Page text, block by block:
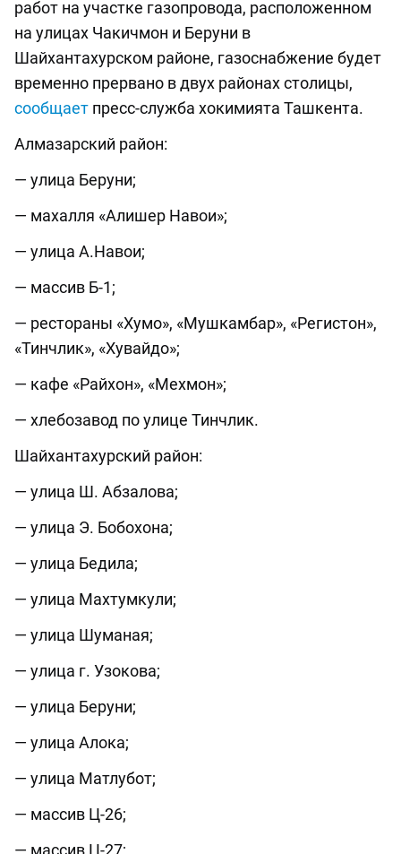
работ на участке газопровода, расположенном
на улицах Чакичмон и Беруни в
Шайхантахурском районе, газоснабжение будет
временно прервано в двух районах столицы,
сообщает пресс-служба хокимията Ташкента.
Алмазарский район:
— улица Беруни;
— махалля «Алишер Навои»;
— улица А.Навои;
— массив Б-1;
— рестораны «Хумо», «Мушкамбар», «Регистон»,
«Тинчлик», «Хувайдо»;
— кафе «Райхон», «Мехмон»;
— хлебозавод по улице Тинчлик.
Шайхантахурский район:
— улица Ш. Абзалова;
— улица Э. Бобохона;
— улица Бедила;
— улица Махтумкули;
— улица Шуманая;
— улица г. Узокова;
— улица Беруни;
— улица Алока;
— улица Матлубот;
— массив Ц-26;
— массив Ц-27;